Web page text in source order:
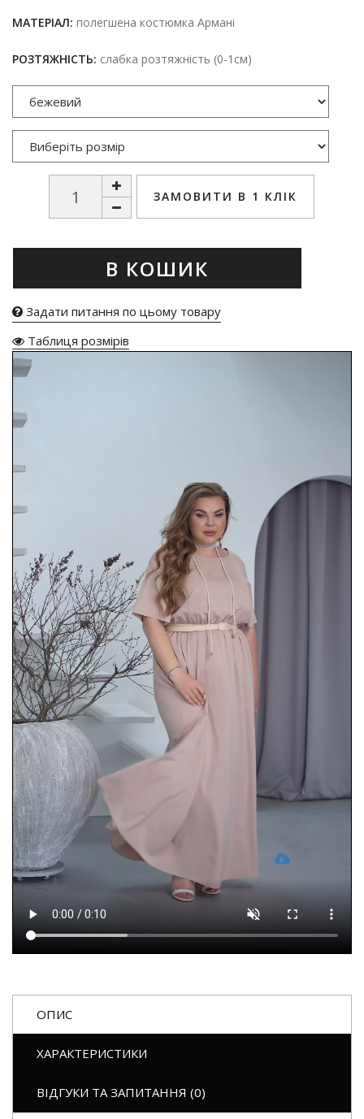
МАТЕРІАЛ: полегшена костюмка Армані
РОЗТЯЖНІСТЬ: слабка розтяжність (0-1см)
ЗАМОВИТИ В 1 КЛІК
В КОШИК
Задати питання по цьому товару
Таблиця розмірів
ОПИС
ХАРАКТЕРИСТИКИ
ВІДГУКИ ТА ЗАПИТАННЯ (0)